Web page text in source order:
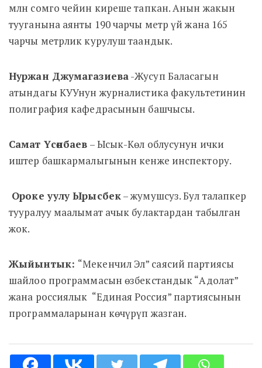
млн сомго чейин киреше тапкан. Анын жакын
тууганына аянты 190 чарчы метр үй жана 165
чарчы метрлик курулуш таандык.
Нуржан Джумагазиева-Жусуп Баласагын
атындагы КУУнун журналистика факультетинин
полиграфия кафедрасынын башчысы.
Самат Үсөнбаев – Ысык-Көл облусунун ички
иштер башкармалыгынын кенже инспектору.
Ороке уулу Ырысбек– жумушсуз. Бул талапкер
тууралуу маалымат ачык булактардан табылган
жок.
Жыйынтык: “Мекенчил Эл” саясий партиясы
шайлоо программасын өзбекстандык “Адолат”
жана россиялык “Единая Россия” партиясынын
программаларынан көчүрүп жазган.